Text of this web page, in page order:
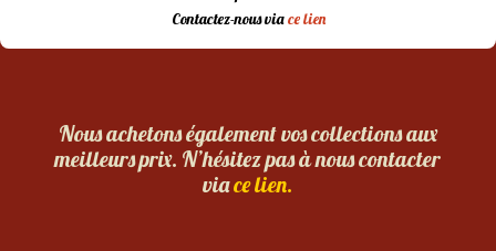
Contactez-nous viace lien
Nous achetons également vos collections aux
meilleurs prix. N’hésitez pas à nous contacter
viace lien.